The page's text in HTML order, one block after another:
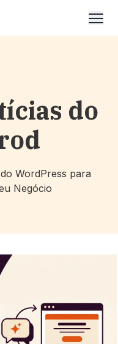
do
WordPress para
Negócio